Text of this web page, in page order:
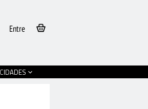
Entre
CIDADES